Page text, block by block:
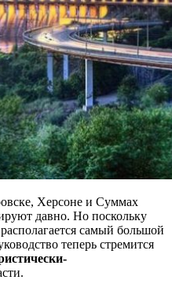
Херсоне и Суммах
давно. Но поскольку
самый большой
теперь стремится